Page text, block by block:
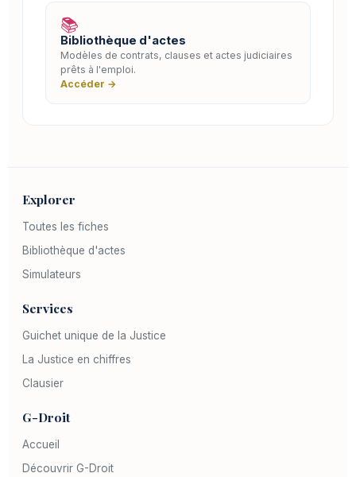
📚
Bibliothèque d'actes
Modèles de contrats, clauses et actes judiciaires
prêts à l'emploi.
Accéder →
Explorer
Toutes les fiches
Bibliothèque d'actes
Simulateurs
Services
Guichet unique de la Justice
La Justice en chiffres
Clausier
G-Droit
Accueil
Découvrir G-Droit